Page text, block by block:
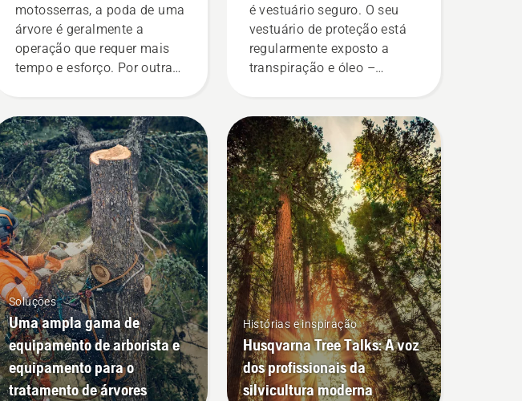
motosserras, a poda de uma
árvore é geralmente a
operação que requer mais
tempo e esforço. Por outras
boa técnica.
Soluções
Uma ampla gama de
equipamento de arborista e
equipamento para o
tratamento de árvores
é vestuário seguro. O seu
vestuário de proteção está
regularmente exposto a
transpiração e óleo –
proteção e reduzir a sua
funcionalidade.
Histórias e inspiração
Husqvarna Tree Talks: A voz
dos profissionais da
silvicultura moderna